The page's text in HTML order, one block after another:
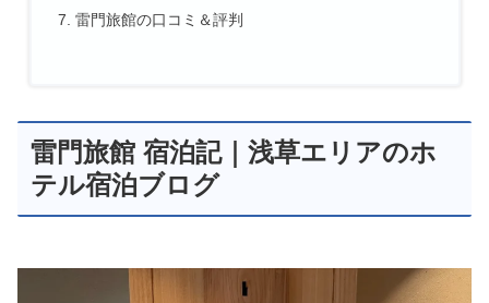
雷門旅館の口コミ＆評判
雷門旅館 宿泊記｜浅草エリアのホ
テル宿泊ブログ